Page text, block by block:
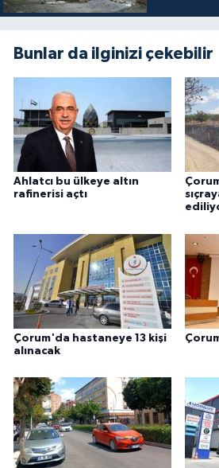
Bunlar da ilginizi çekebilir
Ahlatcı bu ülkeye altın
rafinerisi açtı
Çorum'da hastaneye 13 kişi
alınacak